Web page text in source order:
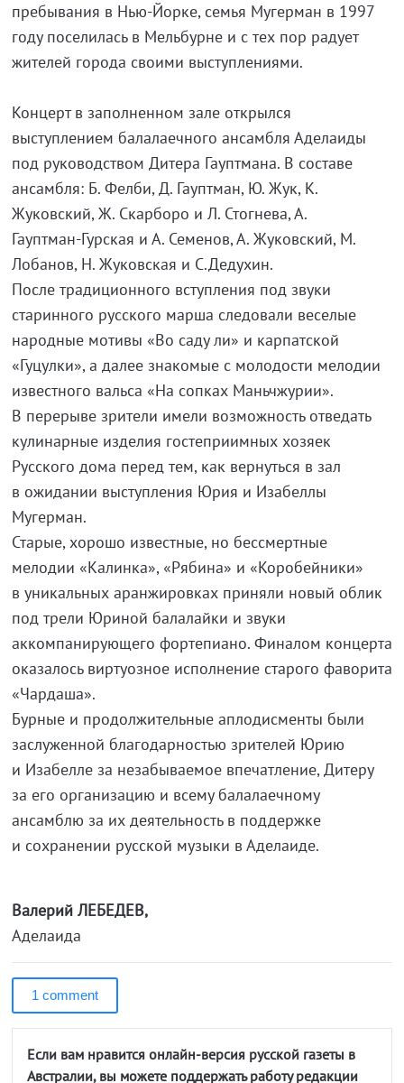
пребывания в Нью-Йорке, семья Мугерман в 1997
году поселилась в Мельбурне и с тех пор радует
жителей города своими выступлениями.
Концерт в заполненном зале открылся
выступлением балалаечного ансамбля Аделаиды
под руководством Дитера Гауптмана. В составе
ансамбля: Б. Фелби, Д. Гауптман, Ю. Жук, К.
Жуковский, Ж. Скарборо и Л. Стогнева, А.
Гауптман-Гурская и А. Семенов, А. Жуковский, М.
Лобанов, Н. Жуковская и С.Дедухин.
После традиционного вступления под звуки
старинного русского марша следовали веселые
народные мотивы «Во саду ли» и карпатской
«Гуцулки», а далее знакомые с молодости мелодии
известного вальса «На сопках Маньчжурии».
В перерыве зрители имели возможность отведать
кулинарные изделия гостеприимных хозяек
Русского дома перед тем, как вернуться в зал
в ожидании выступления Юрия и Изабеллы
Мугерман.
Старые, хорошо известные, но бессмертные
мелодии «Калинка», «Рябина» и «Коробейники»
в уникальных аранжировках приняли новый облик
под трели Юриной балалайки и звуки
аккомпанирующего фортепиано. Финалом концерта
оказалось виртуозное исполнение старого фаворита
«Чардаша».
Бурные и продолжительные аплодисменты были
заслуженной благодарностью зрителей Юрию
и Изабелле за незабываемое впечатление, Дитеру
за его организацию и всему балалаечному
ансамблю за их деятельность в поддержке
и сохранении русской музыки в Аделаиде.
Валерий ЛЕБЕДЕВ,
Аделаида
1 comment
Если вам нравится онлайн-версия русской газеты в
Австралии, вы можете поддержать работу редакции